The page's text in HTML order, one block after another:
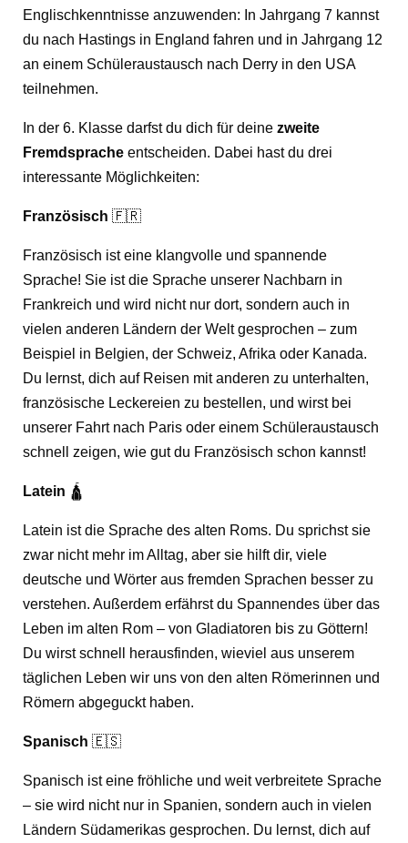
Englischkenntnisse anzuwenden: In Jahrgang 7 kannst
du nach Hastings in England fahren und in Jahrgang 12
an einem Schüleraustausch nach Derry in den USA
teilnehmen.
In der 6. Klasse darfst du dich für deine zweite
Fremdsprache entscheiden. Dabei hast du drei
interessante Möglichkeiten:
Französisch 🇫🇷
Französisch ist eine klangvolle und spannende
Sprache! Sie ist die Sprache unserer Nachbarn in
Frankreich und wird nicht nur dort, sondern auch in
vielen anderen Ländern der Welt gesprochen – zum
Beispiel in Belgien, der Schweiz, Afrika oder Kanada.
Du lernst, dich auf Reisen mit anderen zu unterhalten,
französische Leckereien zu bestellen, und wirst bei
unserer Fahrt nach Paris oder einem Schüleraustausch
schnell zeigen, wie gut du Französisch schon kannst!
Latein 🛕
Latein ist die Sprache des alten Roms. Du sprichst sie
zwar nicht mehr im Alltag, aber sie hilft dir, viele
deutsche und Wörter aus fremden Sprachen besser zu
verstehen. Außerdem erfährst du Spannendes über das
Leben im alten Rom – von Gladiatoren bis zu Göttern!
Du wirst schnell herausfinden, wieviel aus unserem
täglichen Leben wir uns von den alten Römerinnen und
Römern abgeguckt haben.
Spanisch 🇪🇸
Spanisch ist eine fröhliche und weit verbreitete Sprache
– sie wird nicht nur in Spanien, sondern auch in vielen
Ländern Südamerikas gesprochen. Du lernst, dich auf